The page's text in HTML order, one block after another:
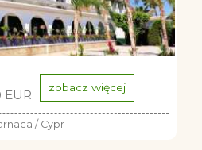
EUR zobacz więcej
/ Cypr